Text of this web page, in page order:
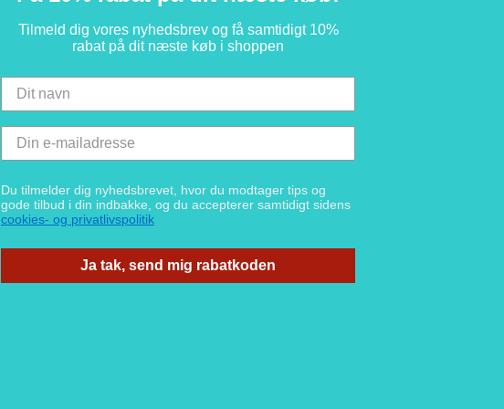
Tilmeld dig vores nyhedsbrev og få samtidigt 10%
rabat på dit næste køb i shoppen
Du tilmelder dig nyhedsbrevet, hvor du modtager tips og
gode tilbud i din indbakke, og du accepterer samtidigt sidens
cookies- og privatlivspolitik
Ja tak, send mig rabatkoden